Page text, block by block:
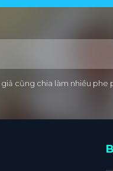
cũng chia làm nhiều phe